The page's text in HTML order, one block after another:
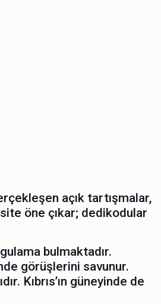
açık tartışmalar,
öne çıkar; dedikodular
bulmaktadır.
görüşlerini savunur.
Kıbrıs’ın güneyinde de